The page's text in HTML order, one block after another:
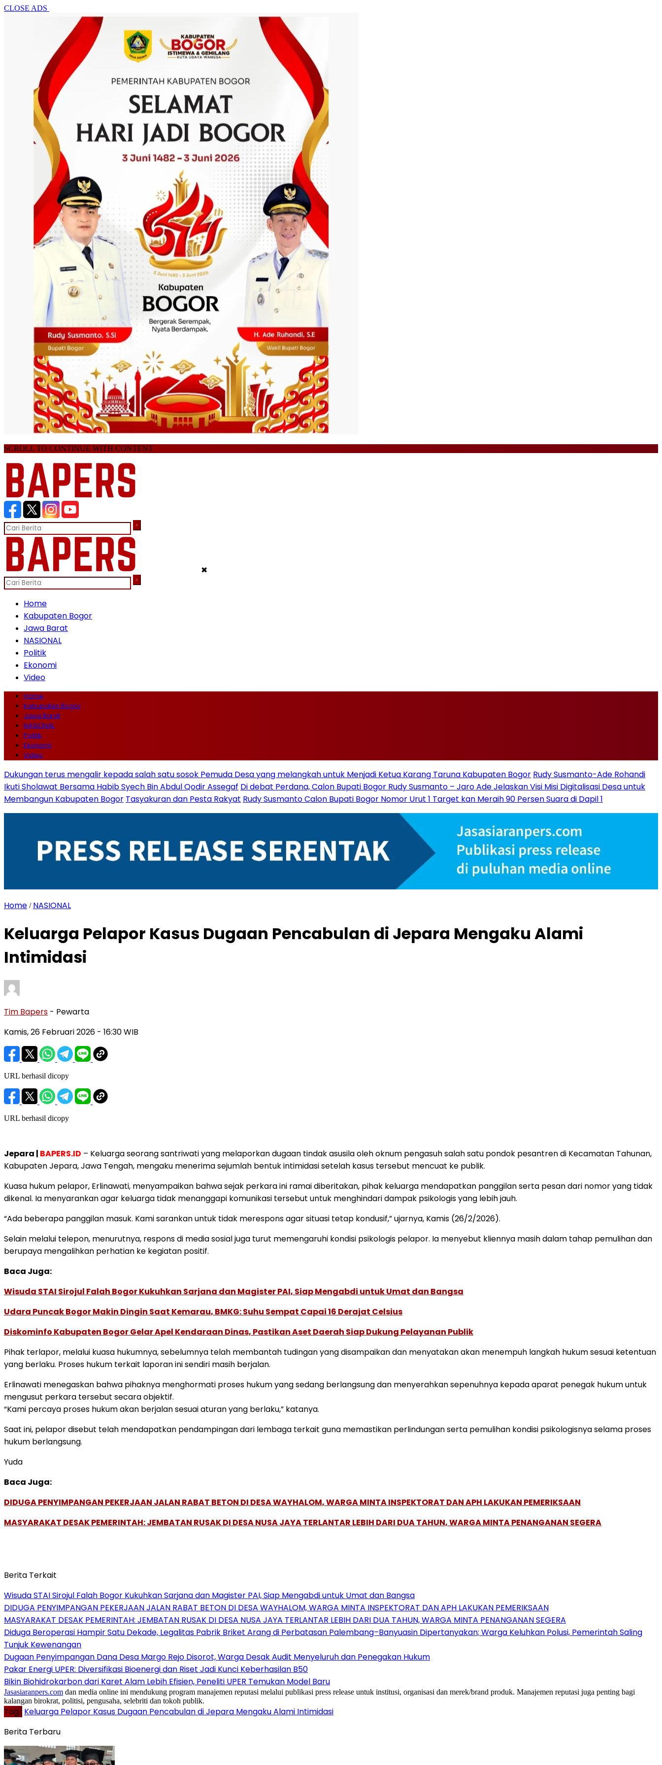
CLOSE ADS
SCROLL TO CONTINUE WITH CONTENT
✖
Home
Kabupaten Bogor
Jawa Barat
NASIONAL
Politik
Ekonomi
Video
Home
Kabupaten Bogor
Jawa Barat
NASIONAL
Politik
Ekonomi
Video
Dukungan terus mengalir kepada salah satu sosok Pemuda Desa yang melangkah untuk Menjadi Ketua Karang Taruna Kabupaten Bogor Rudy Susmanto-Ade Rohandi
Ikuti Sholawat Bersama Habib Syech Bin Abdul Qodir Assegaf Di debat Perdana, Calon Bupati Bogor Rudy Susmanto – Jaro Ade Jelaskan Visi Misi Digitalisasi Desa untuk
Membangun Kabupaten Bogor Tasyakuran dan Pesta Rakyat Rudy Susmanto Calon Bupati Bogor Nomor Urut 1 Target kan Meraih 90 Persen Suara di Dapil 1
Home / NASIONAL
Keluarga Pelapor Kasus Dugaan Pencabulan di Jepara Mengaku Alami
Intimidasi
Tim Bapers - Pewarta
Kamis, 26 Februari 2026 - 16:30 WIB
URL berhasil dicopy
URL berhasil dicopy
Jepara | BAPERS.ID – Keluarga seorang santriwati yang melaporkan dugaan tindak asusila oleh oknum pengasuh salah satu pondok pesantren di Kecamatan Tahunan,
Kabupaten Jepara, Jawa Tengah, mengaku menerima sejumlah bentuk intimidasi setelah kasus tersebut mencuat ke publik.
Kuasa hukum pelapor, Erlinawati, menyampaikan bahwa sejak perkara ini ramai diberitakan, pihak keluarga mendapatkan panggilan serta pesan dari nomor yang tidak
dikenal. Ia menyarankan agar keluarga tidak menanggapi komunikasi tersebut untuk menghindari dampak psikologis yang lebih jauh.
“Ada beberapa panggilan masuk. Kami sarankan untuk tidak merespons agar situasi tetap kondusif,” ujarnya, Kamis (26/2/2026).
Selain melalui telepon, menurutnya, respons di media sosial juga turut memengaruhi kondisi psikologis pelapor. Ia menyebut kliennya masih dalam tahap pemulihan dan
berupaya mengalihkan perhatian ke kegiatan positif.
Baca Juga:
Wisuda STAI Sirojul Falah Bogor Kukuhkan Sarjana dan Magister PAI, Siap Mengabdi untuk Umat dan Bangsa
Udara Puncak Bogor Makin Dingin Saat Kemarau, BMKG: Suhu Sempat Capai 16 Derajat Celsius
Diskominfo Kabupaten Bogor Gelar Apel Kendaraan Dinas, Pastikan Aset Daerah Siap Dukung Pelayanan Publik
Pihak terlapor, melalui kuasa hukumnya, sebelumnya telah membantah tudingan yang disampaikan dan menyatakan akan menempuh langkah hukum sesuai ketentuan
yang berlaku. Proses hukum terkait laporan ini sendiri masih berjalan.
Erlinawati menegaskan bahwa pihaknya menghormati proses hukum yang sedang berlangsung dan menyerahkan sepenuhnya kepada aparat penegak hukum untuk
mengusut perkara tersebut secara objektif.
“Kami percaya proses hukum akan berjalan sesuai aturan yang berlaku,” katanya.
Saat ini, pelapor disebut telah mendapatkan pendampingan dari lembaga terkait guna memastikan perlindungan serta pemulihan kondisi psikologisnya selama proses
hukum berlangsung.
Yuda
Baca Juga:
DIDUGA PENYIMPANGAN PEKERJAAN JALAN RABAT BETON DI DESA WAYHALOM, WARGA MINTA INSPEKTORAT DAN APH LAKUKAN PEMERIKSAAN
MASYARAKAT DESAK PEMERINTAH: JEMBATAN RUSAK DI DESA NUSA JAYA TERLANTAR LEBIH DARI DUA TAHUN, WARGA MINTA PENANGANAN SEGERA
Berita Terkait
Wisuda STAI Sirojul Falah Bogor Kukuhkan Sarjana dan Magister PAI, Siap Mengabdi untuk Umat dan Bangsa
DIDUGA PENYIMPANGAN PEKERJAAN JALAN RABAT BETON DI DESA WAYHALOM, WARGA MINTA INSPEKTORAT DAN APH LAKUKAN PEMERIKSAAN
MASYARAKAT DESAK PEMERINTAH: JEMBATAN RUSAK DI DESA NUSA JAYA TERLANTAR LEBIH DARI DUA TAHUN, WARGA MINTA PENANGANAN SEGERA
Diduga Beroperasi Hampir Satu Dekade, Legalitas Pabrik Briket Arang di Perbatasan Palembang–Banyuasin Dipertanyakan; Warga Keluhkan Polusi, Pemerintah Saling
Tunjuk Kewenangan
Dugaan Penyimpangan Dana Desa Margo Rejo Disorot, Warga Desak Audit Menyeluruh dan Penegakan Hukum
Pakar Energi UPER: Diversifikasi Bioenergi dan Riset Jadi Kunci Keberhasilan B50
Bikin Biohidrokarbon dari Karet Alam Lebih Efisien, Peneliti UPER Temukan Model Baru
Jasasiaranpers.com dan media online ini mendukung program manajemen reputasi melalui publikasi press release untuk institusi, organisasi dan merek/brand produk. Manajemen reputasi juga penting bagi
kalangan birokrat, politisi, pengusaha, selebriti dan tokoh publik.
Tag : Keluarga Pelapor Kasus Dugaan Pencabulan di Jepara Mengaku Alami Intimidasi
Berita Terbaru